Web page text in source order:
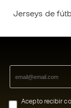
Jerseys de
Acepto recibir